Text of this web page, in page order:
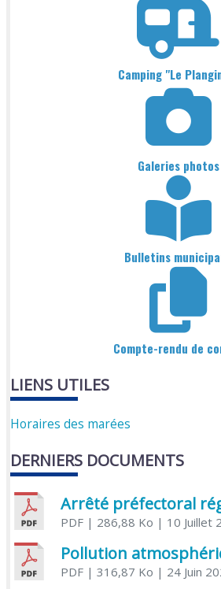
Camping "Le
Galeries photos
Bulletins
Compte-rendu de
LIENS UTILES
Horaires des marées
DERNIERS DOCUMENTS
PDF| 286,88 Ko | 10 Juillet
Pollution
PDF| 316,87 Ko | 24 Juin